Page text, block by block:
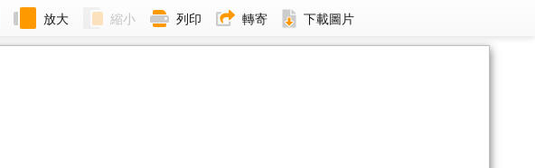
放大 縮小 列印 轉寄 下載圖片